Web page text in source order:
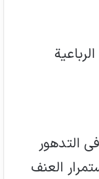
التدهور
العنف